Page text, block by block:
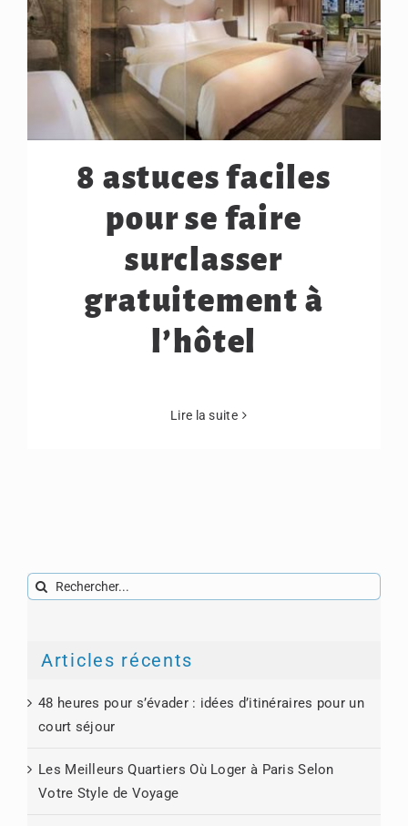
8 astuces faciles
pour se faire
surclasser
gratuitement à
l’hôtel
Lire la suite
Rechercher:
Articles récents
48 heures pour s’évader : idées d’itinéraires pour un
court séjour
Les Meilleurs Quartiers Où Loger à Paris Selon
Votre Style de Voyage